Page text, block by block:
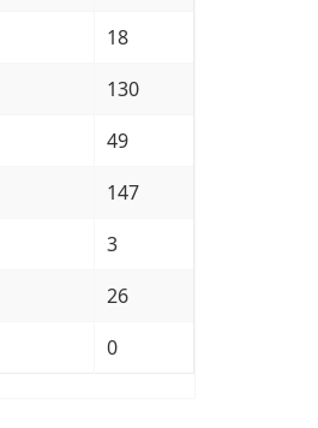
18
130
49
147
3
26
0